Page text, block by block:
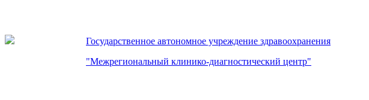
Государственное автономное учреждение здравоохранения
"Межрегиональный клинико-диагностический центр"